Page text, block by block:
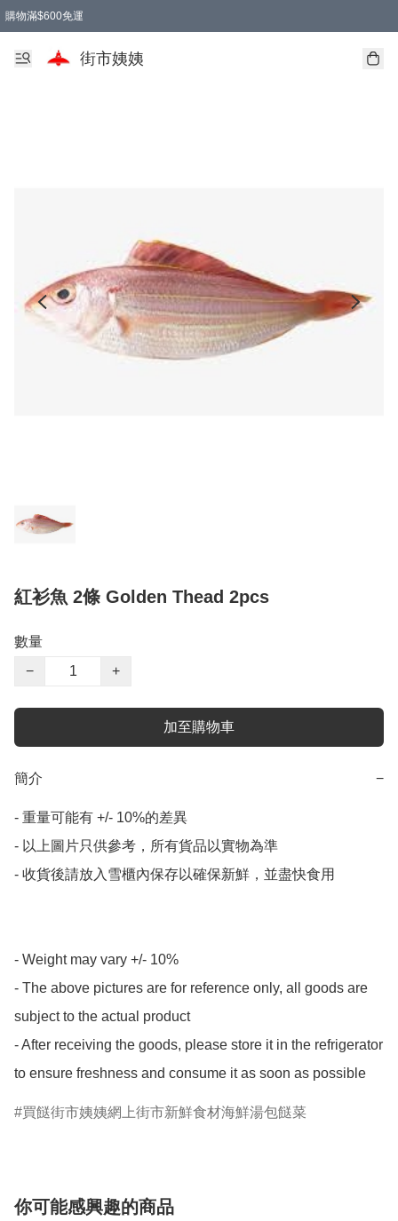
購物滿$600免運
街市姨姨
紅衫魚 2條 Golden Thead 2pcs
數量
−
+
加至購物車
簡介 −
- 重量可能有 +/- 10%的差異
- 以上圖片只供參考，所有貨品以實物為準
- 收貨後請放入雪櫃內保存以確保新鮮，並盡快食用
- Weight may vary +/- 10%
- The above pictures are for reference only, all goods are
subject to the actual product
- After receiving the goods, please store it in the refrigerator
to ensure freshness and consume it as soon as possible
買餸街市姨姨網上街市新鮮食材海鮮湯包餸菜
你可能感興趣的商品